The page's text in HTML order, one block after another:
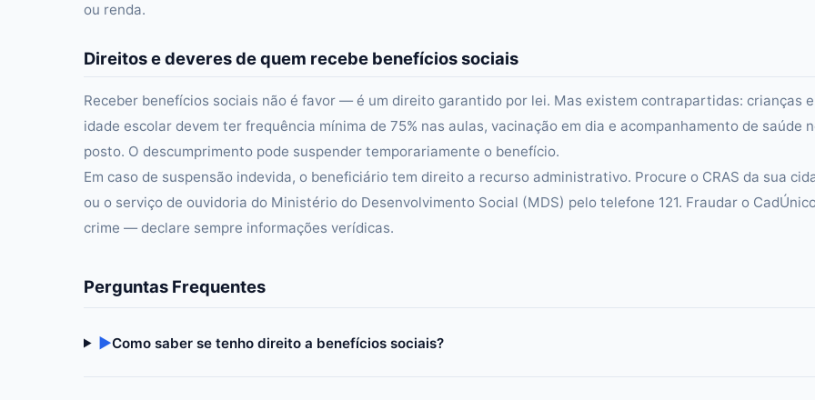
ou renda.
Direitos e deveres de quem recebe benefícios sociais
Receber benefícios sociais não é favor — é um direito garantido por lei. Mas existem contrapartidas: crianças
idade escolar devem ter frequência mínima de 75% nas aulas, vacinação em dia e acompanhamento de saúde
posto. O descumprimento pode suspender temporariamente o benefício.
Em caso de suspensão indevida, o beneficiário tem direito a recurso administrativo. Procure o CRAS da sua
ou o serviço de ouvidoria do Ministério do Desenvolvimento Social (MDS) pelo telefone 121. Fraudar o
crime — declare sempre informações verídicas.
Perguntas Frequentes
▶Como saber se tenho direito a benefícios sociais?